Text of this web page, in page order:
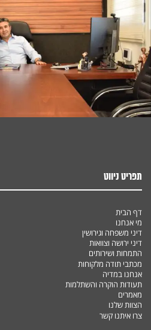
תפריט ניווט
דף הבית
מי אנחנו
דיני משפחה וגירושין
דיני ירושה וצוואות
התמחות ושירותים
מכתבי תודה מלקוחות
אנחנו במדיה
תעודות הוקרה והשתלמות
מאמרים
הצוות שלנו
צרו איתנו קשר